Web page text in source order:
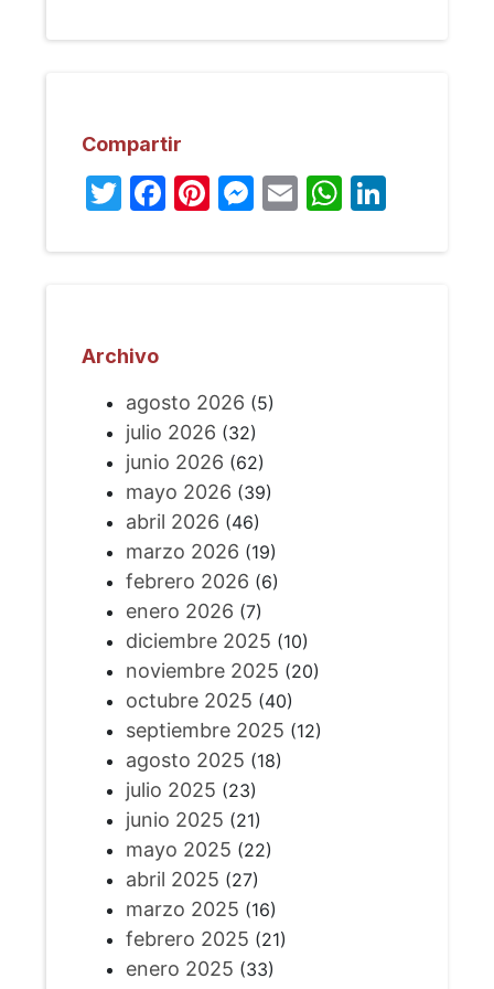
Compartir
Twitter
Facebook
Pinterest
Messenger
Email
Archivo
agosto 2026 (5)
julio 2026 (32)
junio 2026 (62)
mayo 2026 (39)
abril 2026 (46)
marzo 2026 (19)
febrero 2026 (6)
enero 2026 (7)
diciembre 2025 (10)
noviembre 2025 (20)
octubre 2025 (40)
septiembre 2025 (12)
agosto 2025 (18)
julio 2025 (23)
junio 2025 (21)
mayo 2025 (22)
abril 2025 (27)
marzo 2025 (16)
febrero 2025 (21)
enero 2025 (33)